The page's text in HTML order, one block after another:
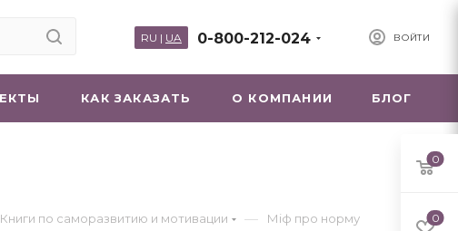
ВОЙТИ
0-800-212-024
RU | UA
КАК ЗАКАЗАТЬ О КОМПАНИИ БЛОГ
Книги по саморазвитию и мотивации — Міф про норму
0
0